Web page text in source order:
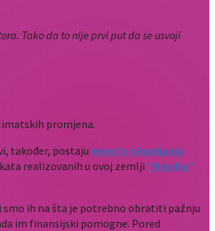
Tako da to nije prvi put da se usvoji
promjena.
također, postaju mjesto okupljanja
realizovanih u ovoj zemlji “Resilio”
ih na šta je potrebno obratiti pažnju
im finansijski pomogne. Pored